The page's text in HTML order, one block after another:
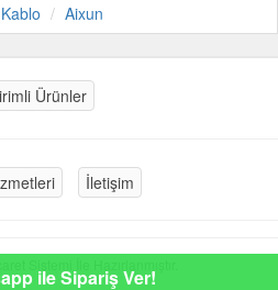
Aixun
Ürünler
İletişim
ile Sipariş Ver!